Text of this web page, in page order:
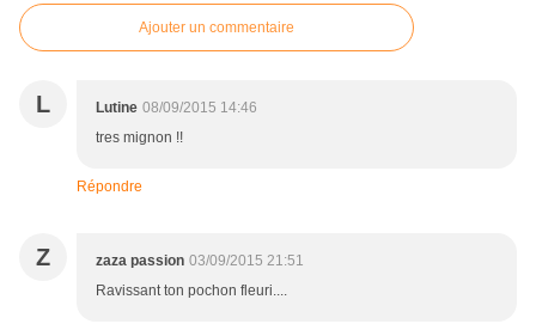
Ajouter un commentaire
L Lutine 08/09/2015 14:46
tres mignon !!
Répondre
Z zaza passion 03/09/2015 21:51
Ravissant ton pochon fleuri....